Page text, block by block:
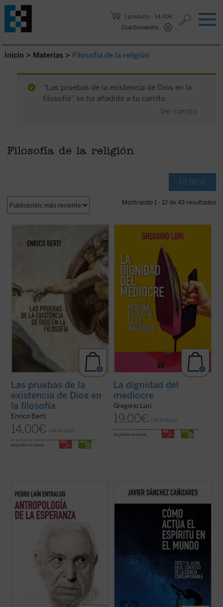
1 producto
14,00€
Club Encuentro
Saltar al contenido.
Inicio > Materias > Filosofía de la religión
“Las pruebas de la existencia de Dios en la
filosofía” se ha añadido a tu carrito.
Ver carrito
Filosofía de la religión
FILTROS
Mostrando 1 - 12 de 43 resultados
contemporáneos, reconstruyendo los
argumentos que la tradición filosófica ha
elaborado a lo largo de siglos. El resultado
es una obra que invita a reflexionar sin
Las pruebas de la
existencia de Dios en
la filosofía
Enrico Berti
14,00€ IVA incluido
disponible en ebook:
Gregorio Luri nos conduce por un viaje
filosófico para mostrarnos que nuestra
y la divinidad, entre el ser y la nada— es, en
realidad, la fuente de nuestra dignidad. Un
canto a la condición ...(ver ficha)
La dignidad del
mediocre
Gregorio Luri
19,00€ IVA incluido
disponible en ebook:
de los motores fundamentales del ser
humano: la esperanza. A través de un
análisis profundo y accesible, el autor
explora cómo este concepto ha guiado
nuestra historia, desde sus raíces más ...
El autor traza un modelo para explicar
cómo actúa el espíritu en el mundo, pero
naturaleza o qué significado tiene la
existencia del mal. Una propuesta audaz,
con un estilo a la vez riguroso y ...(ver